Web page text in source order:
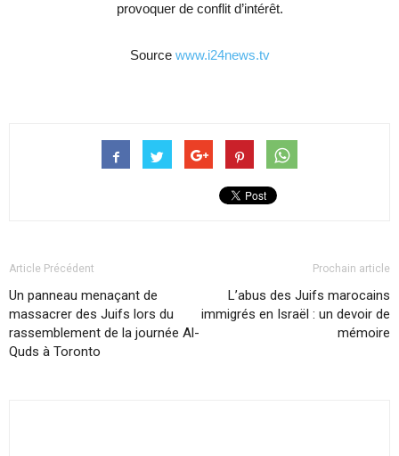
provoquer de conflit d’intérêt.
Source www.i24news.tv
Article Précédent
Un panneau menaçant de
massacrer des Juifs lors du
rassemblement de la journée Al-
Quds à Toronto
Prochain article
L’abus des Juifs marocains
immigrés en Israël : un devoir de
mémoire